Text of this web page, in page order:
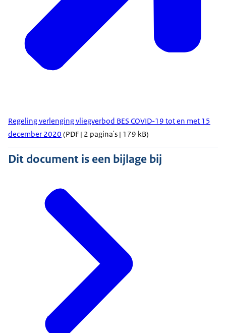
Regeling verlenging vliegverbod BES COVID-19 tot en met 15
december 2020 (PDF | 2 pagina's | 179 kB)
Dit document is een bijlage bij